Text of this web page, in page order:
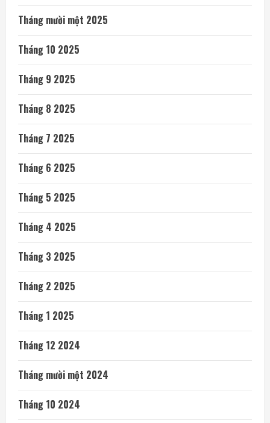
Tháng mười một 2025
Tháng 10 2025
Tháng 9 2025
Tháng 8 2025
Tháng 7 2025
Tháng 6 2025
Tháng 5 2025
Tháng 4 2025
Tháng 3 2025
Tháng 2 2025
Tháng 1 2025
Tháng 12 2024
Tháng mười một 2024
Tháng 10 2024